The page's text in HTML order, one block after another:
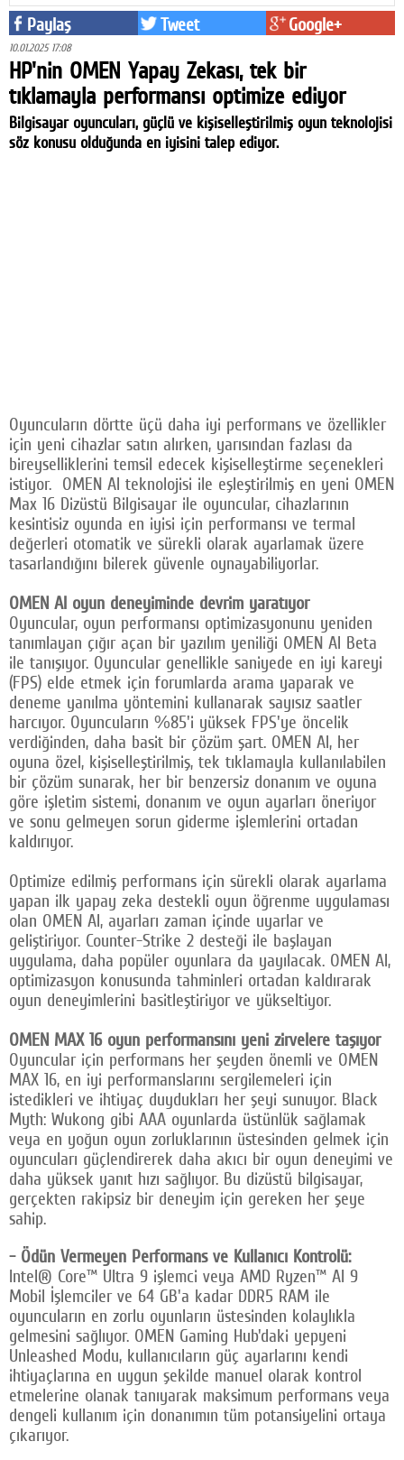
Paylaş Tweet Google+
10.01.2025 17:08
HP'nin OMEN Yapay Zekası, tek bir
tıklamayla performansı optimize ediyor
Bilgisayar oyuncuları, güçlü ve kişiselleştirilmiş oyun teknolojisi
söz konusu olduğunda en iyisini talep ediyor.
Oyuncuların dörtte üçü daha iyi performans ve özellikler
için yeni cihazlar satın alırken, yarısından fazlası da
bireyselliklerini temsil edecek kişiselleştirme seçenekleri
istiyor. OMEN AI teknolojisi ile eşleştirilmiş en yeni OMEN
Max 16 Dizüstü Bilgisayar ile oyuncular, cihazlarının
kesintisiz oyunda en iyisi için performansı ve termal
değerleri otomatik ve sürekli olarak ayarlamak üzere
tasarlandığını bilerek güvenle oynayabiliyorlar.
OMEN AI oyun deneyiminde devrim yaratıyor
Oyuncular, oyun performansı optimizasyonunu yeniden
tanımlayan çığır açan bir yazılım yeniliği OMEN AI Beta
ile tanışıyor. Oyuncular genellikle saniyede en iyi kareyi
(FPS) elde etmek için forumlarda arama yaparak ve
deneme yanılma yöntemini kullanarak sayısız saatler
harcıyor. Oyuncuların %85'i yüksek FPS'ye öncelik
verdiğinden, daha basit bir çözüm şart. OMEN AI, her
oyuna özel, kişiselleştirilmiş, tek tıklamayla kullanılabilen
bir çözüm sunarak, her bir benzersiz donanım ve oyuna
göre işletim sistemi, donanım ve oyun ayarları öneriyor
ve sonu gelmeyen sorun giderme işlemlerini ortadan
kaldırıyor.
Optimize edilmiş performans için sürekli olarak ayarlama
yapan ilk yapay zeka destekli oyun öğrenme uygulaması
olan OMEN AI, ayarları zaman içinde uyarlar ve
geliştiriyor. Counter-Strike 2 desteği ile başlayan
uygulama, daha popüler oyunlara da yayılacak. OMEN AI,
optimizasyon konusunda tahminleri ortadan kaldırarak
oyun deneyimlerini basitleştiriyor ve yükseltiyor.
OMEN MAX 16 oyun performansını yeni zirvelere taşıyor
Oyuncular için performans her şeyden önemli ve OMEN
MAX 16, en iyi performanslarını sergilemeleri için
istedikleri ve ihtiyaç duydukları her şeyi sunuyor. Black
Myth: Wukong gibi AAA oyunlarda üstünlük sağlamak
veya en yoğun oyun zorluklarının üstesinden gelmek için
oyuncuları güçlendirerek daha akıcı bir oyun deneyimi ve
daha yüksek yanıt hızı sağlıyor. Bu dizüstü bilgisayar,
gerçekten rakipsiz bir deneyim için gereken her şeye
sahip.
- Ödün Vermeyen Performans ve Kullanıcı Kontrolü:
Intel® Core™ Ultra 9 işlemci veya AMD Ryzen™ AI 9
Mobil İşlemciler ve 64 GB'a kadar DDR5 RAM ile
oyuncuların en zorlu oyunların üstesinden kolaylıkla
gelmesini sağlıyor. OMEN Gaming Hub'daki yepyeni
Unleashed Modu, kullanıcıların güç ayarlarını kendi
ihtiyaçlarına en uygun şekilde manuel olarak kontrol
etmelerine olanak tanıyarak maksimum performans veya
dengeli kullanım için donanımın tüm potansiyelini ortaya
çıkarıyor.